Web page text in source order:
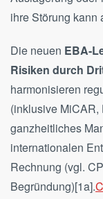
ihre Störung kann
Die neuen EBA-
Risiken durch
harmonisieren
(inklusive MiCAR,
ganzheitliches
internationalen
Rechnung (vgl.
Begründung)[1a].